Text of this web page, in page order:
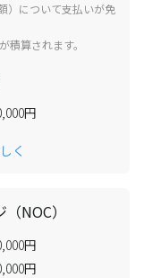
）について支払いが免
積算されます。
円
く
NOC）
円
円